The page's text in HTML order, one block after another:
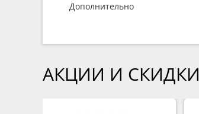
Дополнительно
АКЦИИ И СКИДКИ